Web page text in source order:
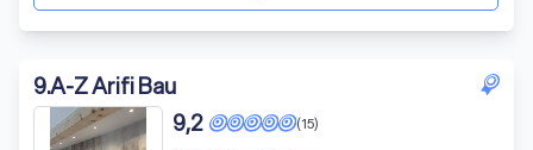
9.A-Z Arifi Bau
(15)
9,2